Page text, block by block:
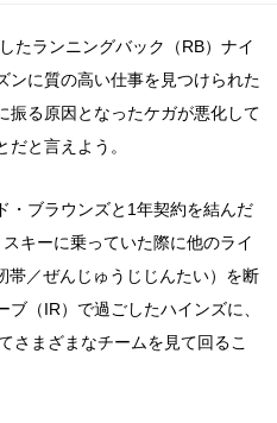
たランニングバック（RB）ナイ
ンに質の高い仕事を見つけられた
振る原因となったケガが悪化して
と言えよう。
・ブラウンズと1年契約を結んだ
キーに乗っていた際に他のライ
帯／ぜんじゅうじじんたい）を断
（IR）で過ごしたハインズに、
さまざまなチームを見て回るこ